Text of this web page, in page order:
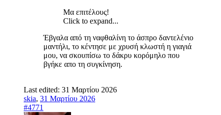
Μα επιτέλους!
Click to expand...
Έβγαλα από τη ναφθαλίνη το άσπρο δαντελένιο
μαντήλι, το κέντησε με χρυσή κλωστή η γιαγιά
μου, να σκουπίσω το δάκρυ κορόμηλο που
βγήκε απο τη συγκίνηση.
Last edited: 31 Μαρτίου 2026
skia, 31 Μαρτίου 2026
#4771